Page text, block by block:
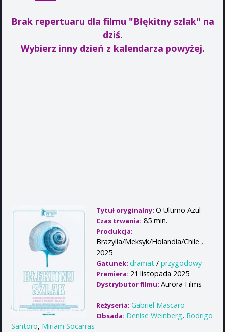
Brak repertuaru dla filmu "Błękitny szlak" na
dziś.
Wybierz inny dzień z kalendarza powyżej.
Tytuł oryginalny: O Ultimo Azul
Czas trwania: 85 min.
Produkcja:
Brazylia/Meksyk/Holandia/Chile ,
2025
Gatunek: dramat / przygodowy
Premiera: 21 listopada 2025
Dystrybutor filmu: Aurora Films
Reżyseria: Gabriel Mascaro
Obsada: Denise Weinberg, Rodrigo
Santoro, Miriam Socarras